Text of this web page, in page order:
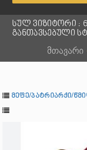
სულ ვიზიტორი :
განთავსებული
მთავარი
მეფე/პატრიარქი/